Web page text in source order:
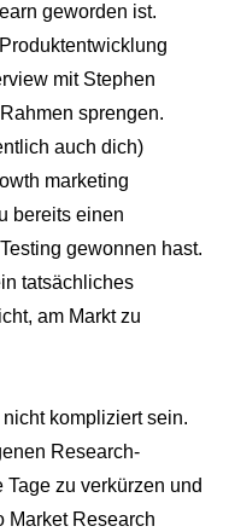
geworden ist.
mit Stephen
sprengen.
auch dich)
marketing
bereits einen
gewonnen hast.
tatsächliches
am Markt zu
kompliziert sein.
Research-
zu verkürzen und
Market Research